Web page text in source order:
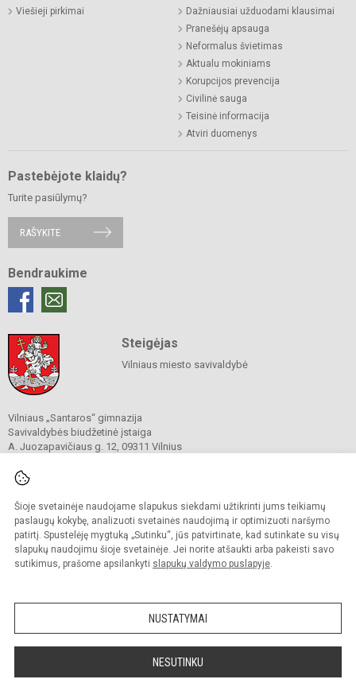
Šioje svetainėje naudojame slapukus siekdami užtikrinti jums teikiamų
paslaugų kokybę, analizuoti svetainės naudojimą ir optimizuoti naršymo
patirtį. Spustelėję mygtuką „Sutinku“, jūs patvirtinate, kad sutinkate su visų
slapukų naudojimu šioje svetainėje. Jei norite atšaukti arba pakeisti savo
sutikimus, prašome apsilankyti slapukų valdymo puslapyje.
NUSTATYMAI
NESUTINKU
Viešieji pirkimai
Dažniausiai užduodami klausimai
Pranešėjų apsauga
Neformalus švietimas
Aktualu mokiniams
Korupcijos prevencija
Civilinė sauga
Teisinė informacija
Atviri duomenys
Pastebėjote klaidų?
Turite pasiūlymų?
RAŠYKITE
Bendraukime
Steigėjas
Vilniaus miesto savivaldybė
Vilniaus „Santaros“ gimnazija
Savivaldybės biudžetinė įstaiga
A. Juozapavičiaus g. 12, 09311 Vilnius
El. p.
Duomenys kaupiami ir saugomi
Juridinių asmenų registre
Įmonės kodas 304089960
Kopijuoti turinį be raštiško gimnazijos sutikimo griežtai draudžiama.
Prieinamumo paraiška Slapukų politika
Sumanus būdas atnaujinti
svetainę